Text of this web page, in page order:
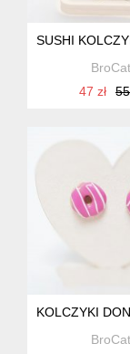
SUSHI
BroCat
47 zł
KOLCZYKI
BroCat